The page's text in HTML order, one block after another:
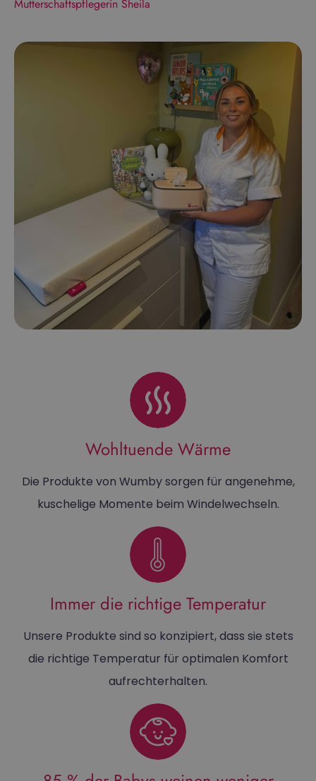
Mutterschaftspflegerin Sheila
Wohltuende Wärme
Die Produkte von Wumby sorgen für angenehme,
kuschelige Momente beim Windelwechseln.
Immer die richtige Temperatur
Unsere Produkte sind so konzipiert, dass sie stets
die richtige Temperatur für optimalen Komfort
aufrechterhalten.